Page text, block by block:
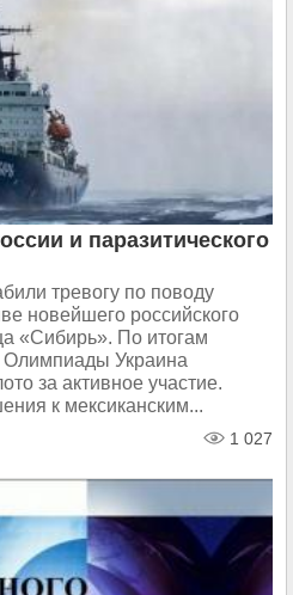
и паразитического
тревогу по поводу
новейшего российского
«Сибирь». По итогам
Украина
за активное участие.
к мексиканским...
1 027